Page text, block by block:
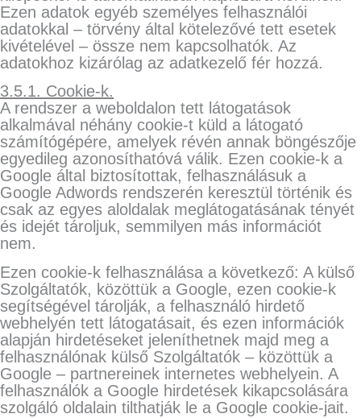
Ezen adatok egyéb személyes felhasználói
adatokkal – törvény által kötelezővé tett esetek
kivételével – össze nem kapcsolhatók. Az
adatokhoz kizárólag az adatkezelő fér hozzá.
3.5.1. Cookie-k.
A rendszer a weboldalon tett látogatások
alkalmával néhány cookie-t küld a látogató
számítógépére, amelyek révén annak böngészője
egyedileg azonosíthatóvá válik. Ezen cookie-k a
Google által biztosítottak, felhasználásuk a
Google Adwords rendszerén keresztül történik és
csak az egyes aloldalak meglátogatásának tényét
és idejét tároljuk, semmilyen más információt
nem.
Ezen cookie-k felhasználása a következő: A külső
Szolgáltatók, közöttük a Google, ezen cookie-k
segítségével tárolják, a felhasználó hirdető
webhelyén tett látogatásait, és ezen információk
alapján hirdetéseket jeleníthetnek majd meg a
felhasználónak külső Szolgáltatók – közöttük a
Google – partnereinek internetes webhelyein. A
felhasználók a Google hirdetések kikapcsolására
szolgáló oldalain tilthatják le a Google cookie-jait.